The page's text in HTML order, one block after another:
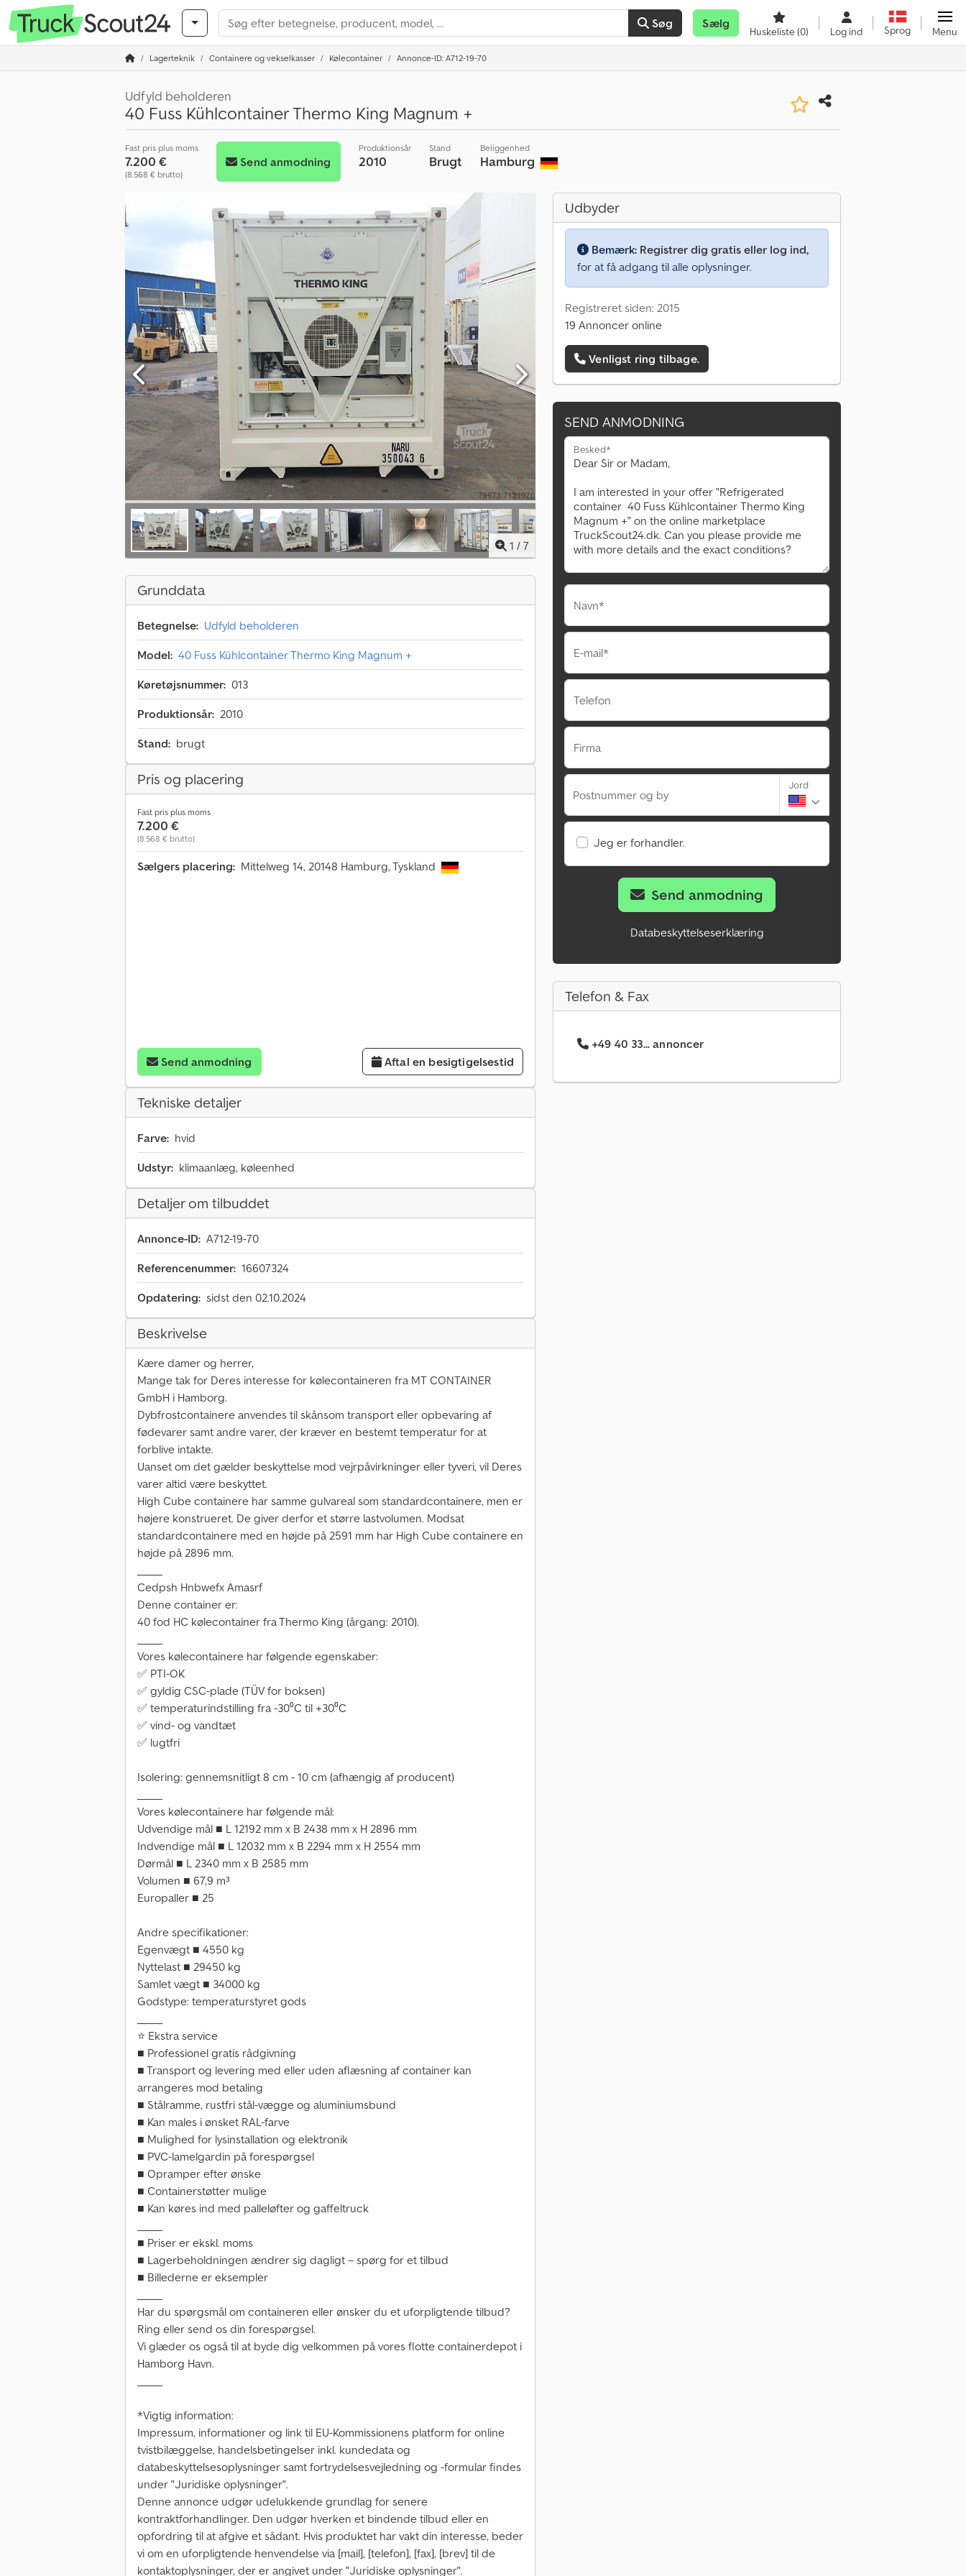
Søg Sælg
Huskeliste(0) Log ind Sprog Menu
Lagerteknik Containere og vekselkasser Kølecontainer Annonce-ID: A712-19-70
Udfyld beholderen
40 Fuss Kühlcontainer Thermo King Magnum +
Fast pris plus moms
7.200 €
(8.568 € brutto)
Send anmodning
Produktionsår
2010
Stand
Brugt
Beliggenhed
Hamburg
1 / 7
Grunddata
Betegnelse: Udfyld beholderen
Model: 40 Fuss Kühlcontainer Thermo King Magnum +
Køretøjsnummer: 013
Produktionsår: 2010
Stand: brugt
Pris og placering
Fast pris plus moms
7.200 €
(8.568 € brutto)
Sælgers placering: Mittelweg 14, 20148 Hamburg, Tyskland
Send anmodning Aftal en besigtigelsestid
Tekniske detaljer
Farve: hvid
Udstyr: klimaanlæg, køleenhed
Detaljer om tilbuddet
Annonce-ID: A712-19-70
Referencenummer: 16607324
Opdatering: sidst den 02.10.2024
Beskrivelse
Kære damer og herrer,
Mange tak for Deres interesse for kølecontaineren fra MT CONTAINER
GmbH i Hamborg.
Dybfrostcontainere anvendes til skånsom transport eller opbevaring af
fødevarer samt andre varer, der kræver en bestemt temperatur for at
forblive intakte.
Uanset om det gælder beskyttelse mod vejrpåvirkninger eller tyveri, vil Deres
varer altid være beskyttet.
High Cube containere har samme gulvareal som standardcontainere, men er
højere konstrueret. De giver derfor et større lastvolumen. Modsat
standardcontainere med en højde på 2591 mm har High Cube containere en
højde på 2896 mm.
Cedpsh Hnbwefx Amasrf
Denne container er:
40 fod HC kølecontainer fra Thermo King (årgang: 2010).
Vores kølecontainere har følgende egenskaber:
✅ PTI-OK
✅ gyldig CSC-plade (TÜV for boksen)
✅ temperaturindstilling fra -30⁰C til +30⁰C
✅ vind- og vandtæt
✅ lugtfri
Isolering: gennemsnitligt 8 cm - 10 cm (afhængig af producent)
Vores kølecontainere har følgende mål:
Udvendige mål ■ L 12192 mm x B 2438 mm x H 2896 mm
Indvendige mål ■ L 12032 mm x B 2294 mm x H 2554 mm
Dørmål ■ L 2340 mm x B 2585 mm
Volumen ■ 67,9 m³
Europaller ■ 25
Andre specifikationer:
Egenvægt ■ 4550 kg
Nyttelast ■ 29450 kg
Samlet vægt ■ 34000 kg
Godstype: temperaturstyret gods
⭐ Ekstra service
■ Professionel gratis rådgivning
■ Transport og levering med eller uden aflæsning af container kan
arrangeres mod betaling
■ Stålramme, rustfri stål-vægge og aluminiumsbund
■ Kan males i ønsket RAL-farve
■ Mulighed for lysinstallation og elektronik
■ PVC-lamelgardin på forespørgsel
■ Opramper efter ønske
■ Containerstøtter mulige
■ Kan køres ind med palleløfter og gaffeltruck
■ Priser er ekskl. moms
■ Lagerbeholdningen ændrer sig dagligt – spørg for et tilbud
■ Billederne er eksempler
Har du spørgsmål om containeren eller ønsker du et uforpligtende tilbud?
Ring eller send os din forespørgsel.
Vi glæder os også til at byde dig velkommen på vores flotte containerdepot i
Hamborg Havn.
*Vigtig information:
Impressum, informationer og link til EU-Kommissionens platform for online
tvistbilæggelse, handelsbetingelser inkl. kundedata og
databeskyttelsesoplysninger samt fortrydelsesvejledning og -formular findes
under "Juridiske oplysninger".
Denne annonce udgør udelukkende grundlag for senere
kontraktforhandlinger. Den udgør hverken et bindende tilbud eller en
opfordring til at afgive et sådant. Hvis produktet har vakt din interesse, beder
vi om en uforpligtende henvendelse via [mail], [telefon], [fax], [brev] til de
kontaktoplysninger, der er angivet under "Juridiske oplysninger".
Udbyder
Bemærk: Registrer dig gratis eller log ind,
for at få adgang til alle oplysninger.
Registreret siden: 2015
19 Annoncer online
Venligst ring tilbage.
SEND ANMODNING
Besked*
Navn*
E-mail*
Telefon
Firma
Postnummer og by
Jord
Jeg er forhandler.
Send anmodning
Databeskyttelseserklæring
Telefon & Fax
+49 40 33... annoncer